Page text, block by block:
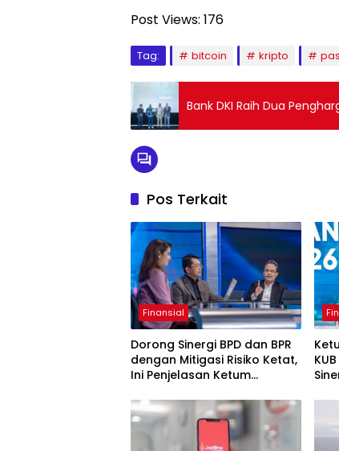
Post Views: 176
Tag: bitcoin kripto
Bank DKI Raih Dua
Pos Terkait
Finansial
Dorong Sinergi BPD dan BPR
dengan Mitigasi Risiko Ketat,
Ini Penjelasan Ketum